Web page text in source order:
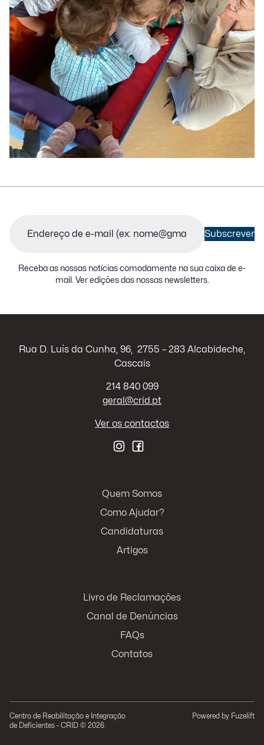
Subscrever
Receba as nossas notícias comodamente na sua caixa de e-
mail. Ver edições das nossas newsletters.
Rua D. Luís da Cunha, 96, 2755 – 283 Alcabideche,
Cascais
214 840 099
geral@crid.pt
Ver os contactos
Quem Somos
Como Ajudar?
Candidaturas
Artigos
Livro de Reclamações
Canal de Denúncias
FAQs
Contatos
Centro de Reabilitação e Integração
de Deficientes - CRID © 2026
Powered by Fuzelift